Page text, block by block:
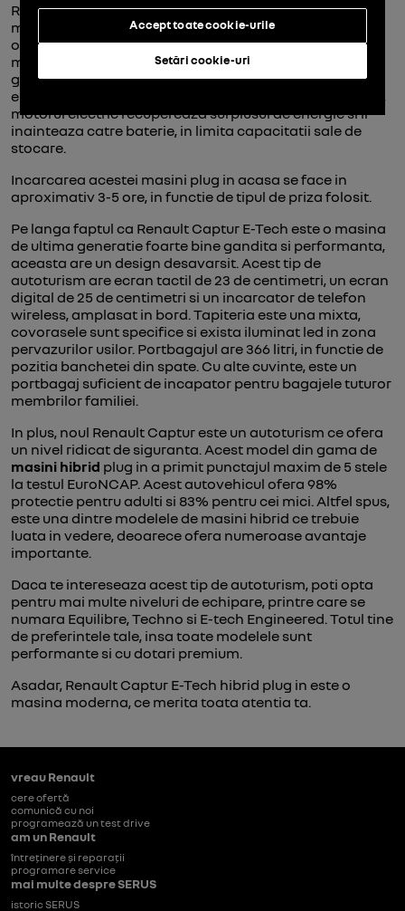
Renault hibrid plug in poate functiona circa 50 de km in
modul complet electric. Tehnologia E-Tech permite
optimizarea energiei prin fazele de decelerare, in care
motorul electric principal functioneaza precum un
generator ce transforma energia cinetica in energie
electrica, stocata in baterie. Prin franarea regenerativa,
motorul electric recupereaza surplusul de energie si il
inainteaza catre baterie, in limita capacitatii sale de
stocare.
Incarcarea acestei masini plug in acasa se face in
aproximativ 3-5 ore, in functie de tipul de priza folosit.
Pe langa faptul ca Renault Captur E-Tech este o masina
de ultima generatie foarte bine gandita si performanta,
aceasta are un design desavarsit. Acest tip de
autoturism are ecran tactil de 23 de centimetri, un ecran
digital de 25 de centimetri si un incarcator de telefon
wireless, amplasat in bord. Tapiteria este una mixta,
covorasele sunt specifice si exista iluminat led in zona
pervazurilor usilor. Portbagajul are 366 litri, in functie de
pozitia banchetei din spate. Cu alte cuvinte, este un
portbagaj suficient de incapator pentru bagajele tuturor
membrilor familiei.
In plus, noul Renault Captur este un autoturism ce ofera
un nivel ridicat de siguranta. Acest model din gama de
masini hibrid plug in a primit punctajul maxim de 5 stele
la testul EuroNCAP. Acest autovehicul ofera 98%
protectie pentru adulti si 83% pentru cei mici. Altfel spus,
este una dintre modelele de masini hibrid ce trebuie
luata in vedere, deoarece ofera numeroase avantaje
importante.
Daca te intereseaza acest tip de autoturism, poti opta
pentru mai multe niveluri de echipare, printre care se
numara Equilibre, Techno si E-tech Engineered. Totul tine
de preferintele tale, insa toate modelele sunt
performante si cu dotari premium.
Asadar, Renault Captur E-Tech hibrid plug in este o
masina moderna, ce merita toata atentia ta.
vreau Renault
cere ofertă
comunică cu noi
programează un test drive
am un Renault
întreținere și reparații
programare service
mai multe despre SERUS
istoric SERUS
Setări cookie-uri
Accept toate cookie-urile